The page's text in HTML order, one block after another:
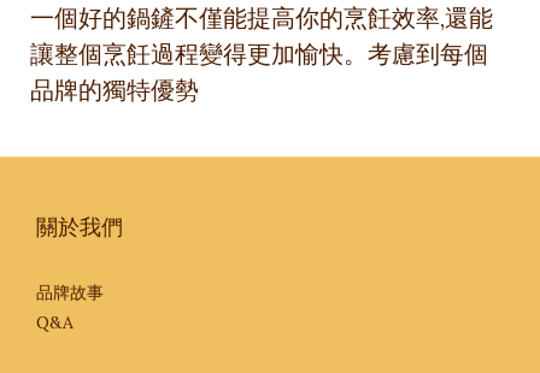
一個好的鍋鏟不僅能提高你的烹飪效率,還能
讓整個烹飪過程變得更加愉快。考慮到每個
品牌的獨特優勢
關於我們
品牌故事
Q&A